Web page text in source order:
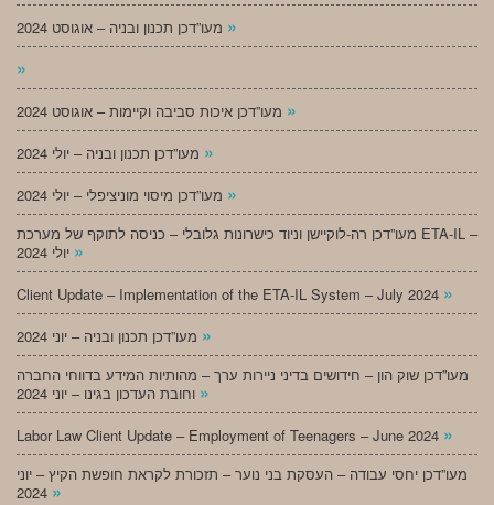
»
»
»
»
»
מעו”דכן רה-לוקיישן וניוד כישרונות גלובלי – כניסה לתוקף של מערכת ETA-IL –
»
Client Update – Implementation of the ETA-IL System – July 2024 »
»
מעו”דכן שוק הון – חידושים בדיני ניירות ערך – מהותיות המידע בדווחי החברה
»
Labor Law Client Update – Employment of Teenagers – June 2024 »
מעו”דכן יחסי עבודה – העסקת בני נוער – תזכורת לקראת חופשת הקיץ – יוני
»